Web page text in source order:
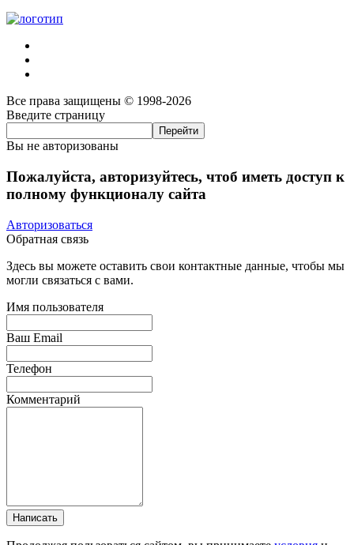
Все права защищены © 1998-2026
Введите страницу
Вы не авторизованы
Пожалуйста, авторизуйтесь, чтоб иметь доступ к
полному функционалу сайта
Авторизоваться
Обратная связь
Здесь вы можете оставить свои контактные данные, чтобы мы
могли связаться с вами.
Имя пользователя
Ваш Email
Телефон
Комментарий
Написать